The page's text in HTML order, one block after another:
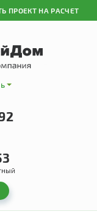
ПРОЕКТ НА РАСЧЕТ